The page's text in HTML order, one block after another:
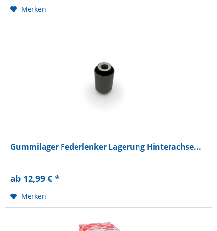
Merken
Gummilager Federlenker Lagerung Hinterachse...
ab 12,99 € *
Merken